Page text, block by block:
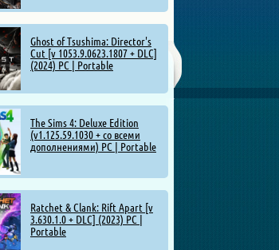
Ghost of Tsushima: Director's
Cut [v 1053.9.0623.1807 + DLC]
(2024) PC | Portable
The Sims 4: Deluxe Edition
(v1.125.59.1030 + со всеми
дополнениями) PC | Portable
Ratchet & Clank: Rift Apart [v
3.630.1.0 + DLC] (2023) PC |
Portable